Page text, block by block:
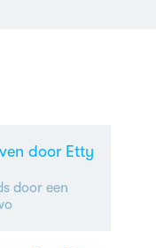
door Etty
door een